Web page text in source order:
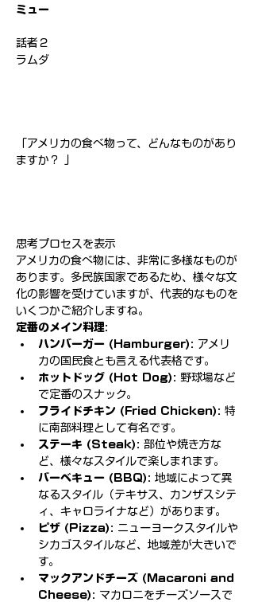
ミュー
話者２
ラムダ
「アメリカの食べ物って、どんなものがあり
ますか？ 」
思考プロセスを表示
アメリカの食べ物には、非常に多様なものが
あります。多民族国家であるため、様々な文
化の影響を受けていますが、代表的なものを
いくつかご紹介しますね。
定番のメイン料理:
ハンバーガー (Hamburger): アメリ
カの国民食とも言える代表格です。
ホットドッグ (Hot Dog): 野球場など
で定番のスナック。
フライドチキン (Fried Chicken): 特
に南部料理として有名です。
ステーキ (Steak): 部位や焼き方な
ど、様々なスタイルで楽しまれます。
バーベキュー (BBQ): 地域によって異
なるスタイル（テキサス、カンザスシテ
ィ、キャロライナなど）があります。
ピザ (Pizza): ニューヨークスタイルや
シカゴスタイルなど、地域差が大きいで
す。
マックアンドチーズ (Macaroni and
Cheese): マカロニをチーズソースで